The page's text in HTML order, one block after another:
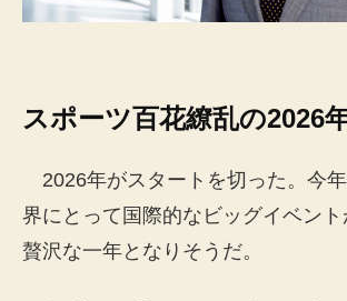
スポーツ百花繚乱の2026
2026年がスタートを切った。今
界にとって国際的なビッグイベン
贅沢な一年となりそうだ。